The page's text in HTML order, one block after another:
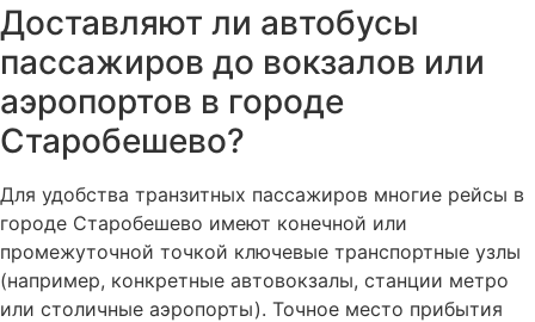
Доставляют ли автобусы
пассажиров до вокзалов или
аэропортов в городе
Старобешево?
Для удобства транзитных пассажиров многие рейсы в
городе Старобешево имеют конечной или
промежуточной точкой ключевые транспортные узлы
(например, конкретные автовокзалы, станции метро
или столичные аэропорты). Точное место прибытия